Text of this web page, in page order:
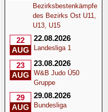
Bezirksbestenkämpfe
des Bezirks Ost U11,
U13, U15
22
AUG
22.08.2026
Landesliga 1
23
AUG
23.08.2026
W&B Judo Ü50
Gruppe
29
AUG
29.08.2026
Bundesliga